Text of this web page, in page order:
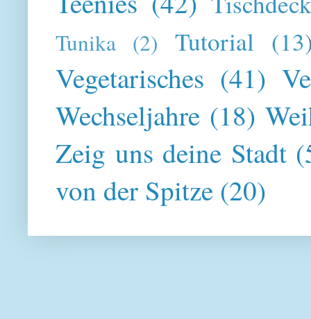
Tunika (2) Tutorial
Vegetarisches (41)
Wechseljahre (18)
Zeig uns deine Stadt
von der Spitze (20)